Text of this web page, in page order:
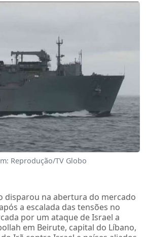
Reprodução/TV Globo
disparou na abertura do mercado
a escalada das tensões no
por um ataque de Israel a
em Beirute, capital do Líbano,